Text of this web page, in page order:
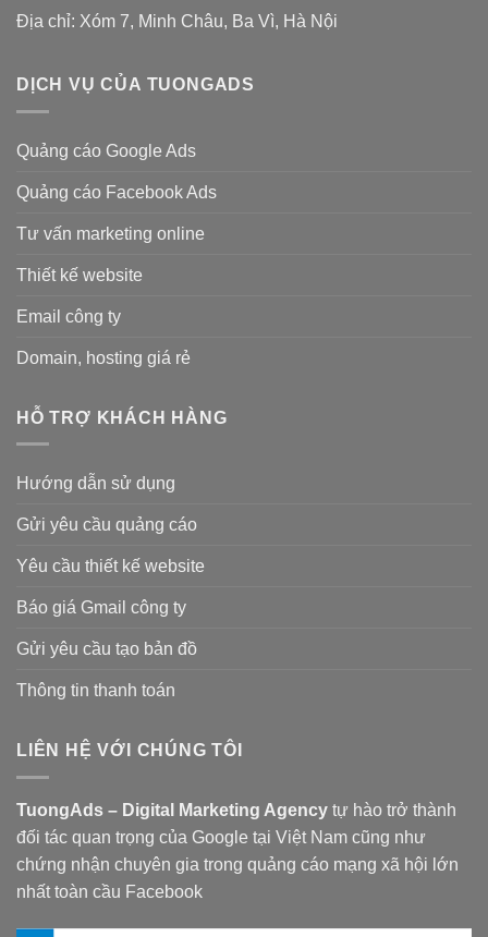
Địa chỉ: Xóm 7, Minh Châu, Ba Vì, Hà Nội
DỊCH VỤ CỦA TUONGADS
Quảng cáo Google Ads
Quảng cáo Facebook Ads
Tư vấn marketing online
Thiết kế website
Email công ty
Domain, hosting giá rẻ
HỖ TRỢ KHÁCH HÀNG
Hướng dẫn sử dụng
Gửi yêu cầu quảng cáo
Yêu cầu thiết kế website
Báo giá Gmail công ty
Gửi yêu cầu tạo bản đồ
Thông tin thanh toán
LIÊN HỆ VỚI CHÚNG TÔI
TuongAds – Digital Marketing Agency tự hào trở thành
đối tác quan trọng của Google tại Việt Nam cũng như
chứng nhận chuyên gia trong quảng cáo mạng xã hội lớn
nhất toàn cầu Facebook